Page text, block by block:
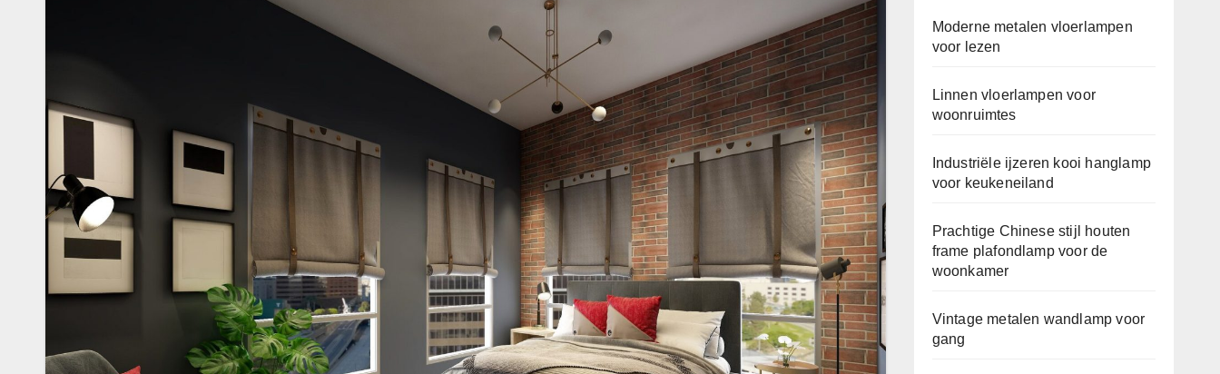
Moderne metalen vloerlampen
voor lezen
Linnen vloerlampen voor
woonruimtes
Industriële ijzeren kooi hanglamp
voor keukeneiland
Prachtige Chinese stijl houten
frame plafondlamp voor de
woonkamer
Vintage metalen wandlamp voor
gang